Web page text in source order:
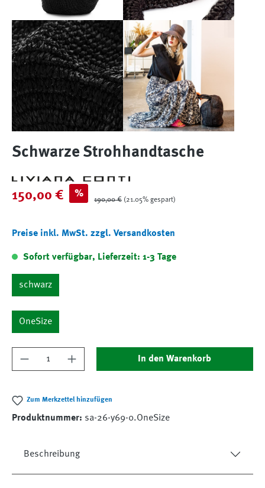
Schwarze Strohhandtasche
Verkaufspreis:
150,00 € %
Regulärer Preis:
190,00 € (21.05% gespart)
Preise inkl. MwSt. zzgl. Versandkosten
Sofort verfügbar, Lieferzeit: 1-3 Tage
schwarz
OneSize
Produkt Anzahl: Gib den gewünschten Wert
In den Warenkorb
Zum Merkzettel hinzufügen
Produktnummer: sa-26-y69-0.OneSize
Beschreibung